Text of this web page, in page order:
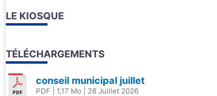
LE KIOSQUE
TÉLÉCHARGEMENTS
conseil municipal juillet
PDF | 1,17 Mo | 28 Juillet 2026